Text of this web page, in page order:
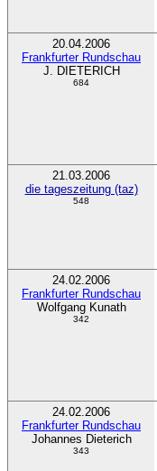
20.04.2006
Frankfurter Rundschau
J. DIETERICH
684
21.03.2006
die tageszeitung (taz)
548
24.02.2006
Frankfurter Rundschau
Wolfgang Kunath
342
24.02.2006
Frankfurter Rundschau
Johannes Dieterich
343